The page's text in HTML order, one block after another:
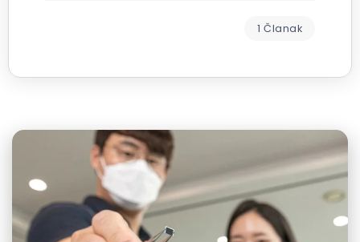
1 Članak